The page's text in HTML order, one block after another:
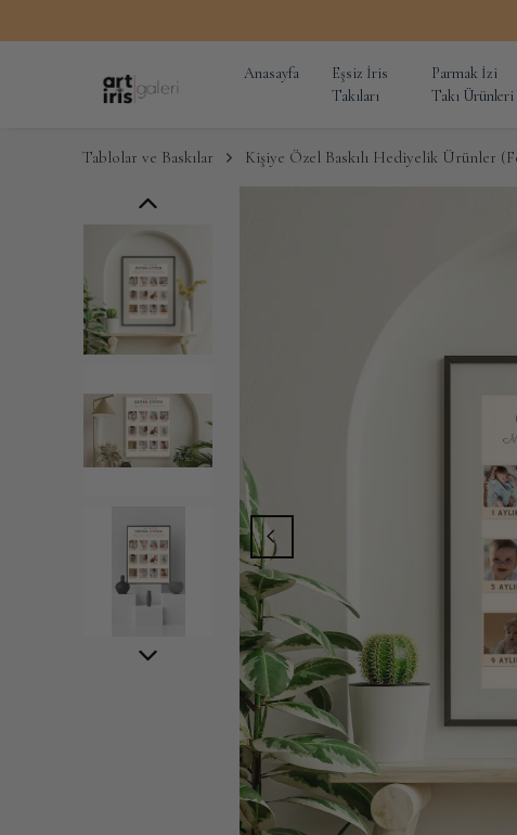
Anasayfa
Eşsiz İris
Takıları
Parmak İzi
Takı Ürünleri
Tablolar ve Baskılar Kişiye Özel Baskılı Hediyelik Ürünler